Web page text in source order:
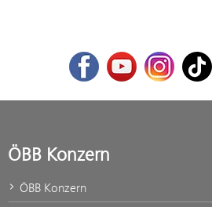
FacebookYoutubeInstagram
TikTok
ÖBB Konzern
ÖBB Konzern